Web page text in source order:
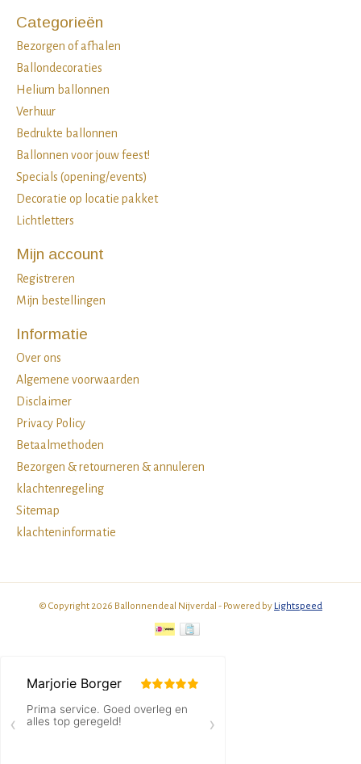
Categorieën
Bezorgen of afhalen
Ballondecoraties
Helium ballonnen
Verhuur
Bedrukte ballonnen
Ballonnen voor jouw feest!
Specials (opening/events)
Decoratie op locatie pakket
Lichtletters
Mijn account
Registreren
Mijn bestellingen
Informatie
Over ons
Algemene voorwaarden
Disclaimer
Privacy Policy
Betaalmethoden
Bezorgen & retourneren & annuleren
klachtenregeling
Sitemap
klachteninformatie
© Copyright 2026 Ballonnendeal Nijverdal - Powered by Lightspeed